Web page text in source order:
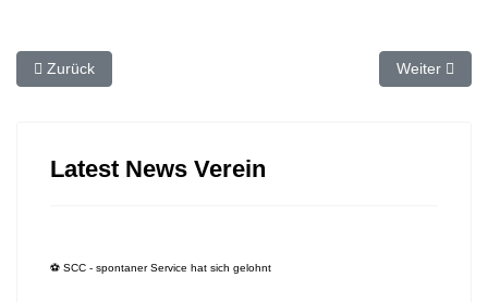
Vorheriger Beitrag: 🗞 SC Capelle spendet Einnahmen
Zurück Nächster
Weiter
Latest News Verein
⚽️ SCC - spontaner Service hat sich gelohnt